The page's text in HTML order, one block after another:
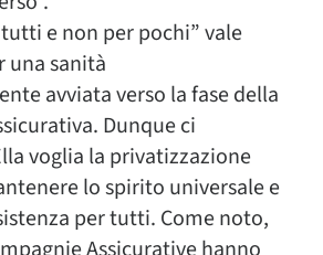
e non per pochi” vale
sanità
avviata verso la fase della
Dunque ci
voglia la privatizzazione
lo spirito universale e
per tutti. Come noto,